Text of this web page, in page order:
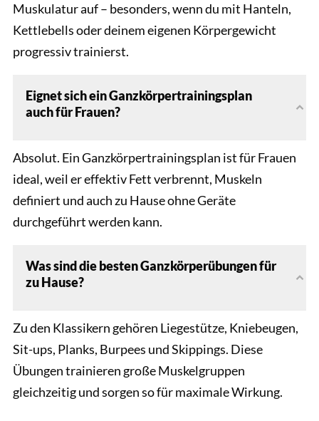
Muskulatur auf – besonders, wenn du mit Hanteln,
Kettlebells oder deinem eigenen Körpergewicht
progressiv trainierst.
Eignet sich ein Ganzkörpertrainingsplan
auch für Frauen?
Absolut. Ein Ganzkörpertrainingsplan ist für Frauen
ideal, weil er effektiv Fett verbrennt, Muskeln
definiert und auch zu Hause ohne Geräte
durchgeführt werden kann.
Was sind die besten Ganzkörperübungen für
zu Hause?
Zu den Klassikern gehören Liegestütze, Kniebeugen,
Sit-ups, Planks, Burpees und Skippings. Diese
Übungen trainieren große Muskelgruppen
gleichzeitig und sorgen so für maximale Wirkung.